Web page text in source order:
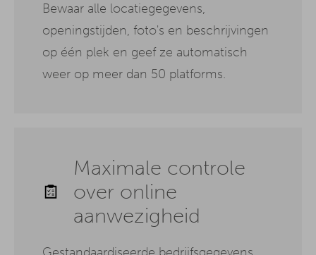
Bewaar alle locatiegegevens,
openingstijden, foto's en beschrijvingen
op één plek en geef ze automatisch
weer op meer dan 50 platforms.
Maximale controle
over online
aanwezigheid